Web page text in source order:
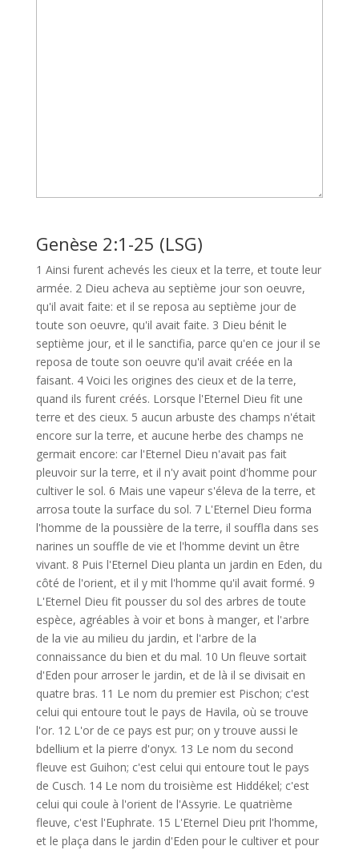
Genèse 2:1-25 (LSG)
1 Ainsi furent achevés les cieux et la terre, et toute leur
armée. 2 Dieu acheva au septième jour son oeuvre,
qu'il avait faite: et il se reposa au septième jour de
toute son oeuvre, qu'il avait faite. 3 Dieu bénit le
septième jour, et il le sanctifia, parce qu'en ce jour il se
reposa de toute son oeuvre qu'il avait créée en la
faisant. 4 Voici les origines des cieux et de la terre,
quand ils furent créés. Lorsque l'Eternel Dieu fit une
terre et des cieux. 5 aucun arbuste des champs n'était
encore sur la terre, et aucune herbe des champs ne
germait encore: car l'Eternel Dieu n'avait pas fait
pleuvoir sur la terre, et il n'y avait point d'homme pour
cultiver le sol. 6 Mais une vapeur s'éleva de la terre, et
arrosa toute la surface du sol. 7 L'Eternel Dieu forma
l'homme de la poussière de la terre, il souffla dans ses
narines un souffle de vie et l'homme devint un être
vivant. 8 Puis l'Eternel Dieu planta un jardin en Eden, du
côté de l'orient, et il y mit l'homme qu'il avait formé. 9
L'Eternel Dieu fit pousser du sol des arbres de toute
espèce, agréables à voir et bons à manger, et l'arbre
de la vie au milieu du jardin, et l'arbre de la
connaissance du bien et du mal. 10 Un fleuve sortait
d'Eden pour arroser le jardin, et de là il se divisait en
quatre bras. 11 Le nom du premier est Pischon; c'est
celui qui entoure tout le pays de Havila, où se trouve
l'or. 12 L'or de ce pays est pur; on y trouve aussi le
bdellium et la pierre d'onyx. 13 Le nom du second
fleuve est Guihon; c'est celui qui entoure tout le pays
de Cusch. 14 Le nom du troisième est Hiddékel; c'est
celui qui coule à l'orient de l'Assyrie. Le quatrième
fleuve, c'est l'Euphrate. 15 L'Eternel Dieu prit l'homme,
et le plaça dans le jardin d'Eden pour le cultiver et pour